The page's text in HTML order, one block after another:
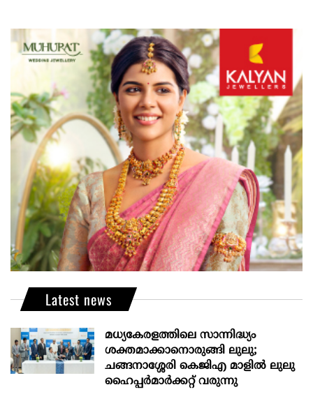
Latest news
മധ്യകേരളത്തിലെ സാന്നിദ്ധ്യം
ശക്തമാക്കാനൊരുങ്ങി ലുലു;
ചങ്ങനാശ്ശേരി കെജിഎ മാളിൽ ലുലു
ഹൈപ്പർമാർക്കറ്റ് വരുന്നു